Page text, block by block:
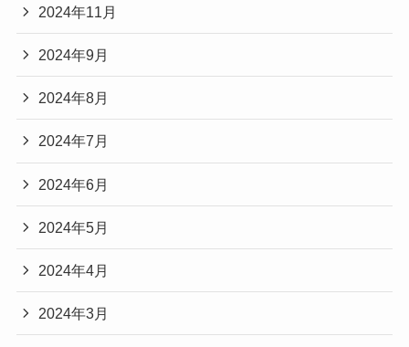
2024年11月
2024年9月
2024年8月
2024年7月
2024年6月
2024年5月
2024年4月
2024年3月